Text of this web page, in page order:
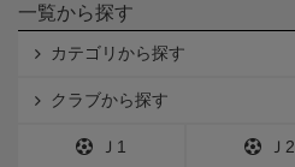
一覧から探す
カテゴリから探す
クラブから探す
Ｊ1 Ｊ2